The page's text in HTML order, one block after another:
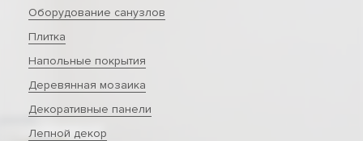
Оборудование санузлов
Плитка
Напольные покрытия
Деревянная мозаика
Декоративные панели
Лепной декор